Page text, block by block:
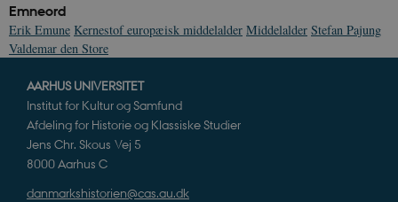
Emneord
Erik Emune Kernestof europæisk middelalder Middelalder Stefan Pajung
Valdemar den Store
AARHUS UNIVERSITET
Institut for Kultur og Samfund
Afdeling for Historie og Klassiske Studier
Jens Chr. Skous Vej 5
8000 Aarhus C
danmarkshistorien@cas.au.dk
XSRF-TOKEN